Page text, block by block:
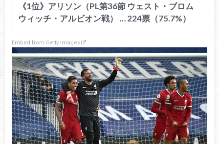
《1位》アリソン（PL第36節 ウェスト・ブロム
ウィッチ・アルビオン戦） … 224票（75.7%）
Embed from Getty Images